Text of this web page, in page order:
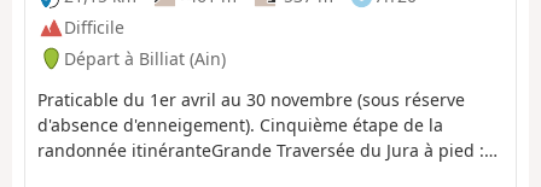
parcours traverse la Réserve naturelle nationale de la
Haute Chaîne du Jura. Chiens interdits, même tenus en
laisse, ainsi que le bivouac en tente Merci de respecter
ces règles pour préserver cet environnement
exceptionnel.
Difficile
Départ à Billiat (Ain)
Praticable du 1er avril au 30 novembre (sous réserve
d'absence d'enneigement). Cinquième étape de la
randonnée itinéranteGrande Traversée du Jura à pied :